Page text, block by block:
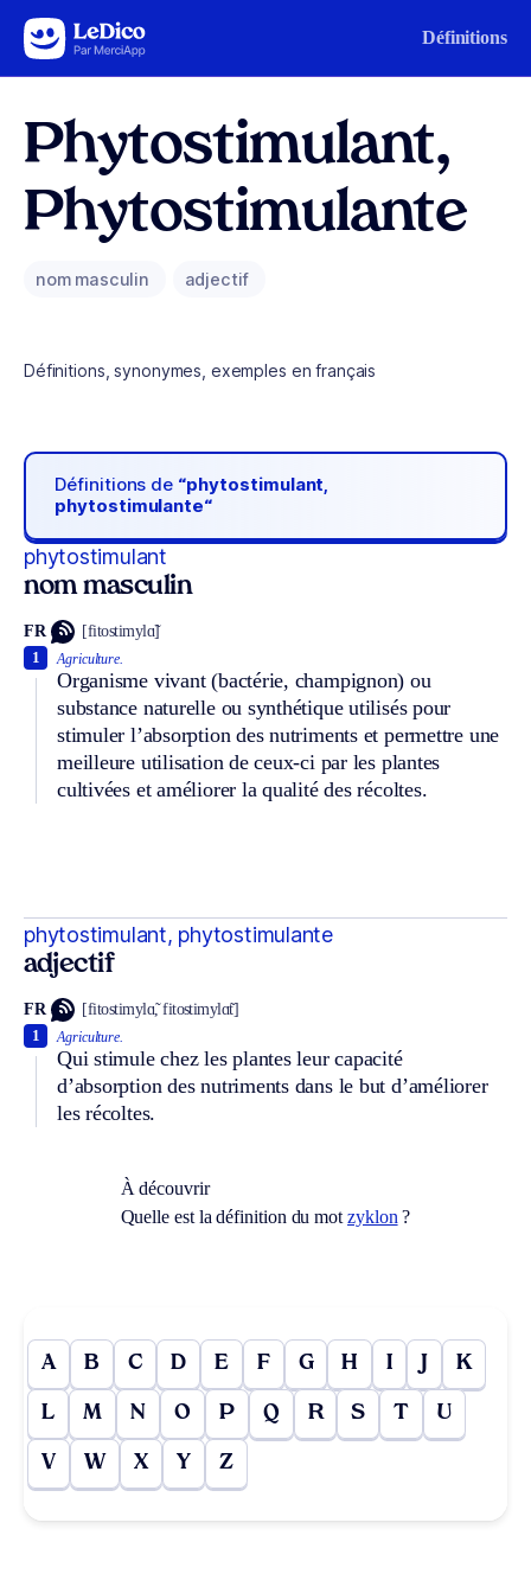
Aller au contenu Définitions
Phytostimulant,
Phytostimulante
nom masculin adjectif
Définitions, synonymes, exemples en français
Définitions de “phytostimulant,
phytostimulante“
phytostimulant
nom masculin
FR [fitostimylɑ̃]
Agriculture.
Organisme vivant (bactérie, champignon) ou
substance naturelle ou synthétique utilisés pour
stimuler l’absorption des nutriments et permettre une
meilleure utilisation de ceux-ci par les plantes
cultivées et améliorer la qualité des récoltes.
1
phytostimulant, phytostimulante
adjectif
FR [fitostimylɑ̃, fitostimylɑ̃t]
Agriculture.
Qui stimule chez les plantes leur capacité
d’absorption des nutriments dans le but d’améliorer
les récoltes.
1
À découvrir
Quelle est la définition du motzyklon ?
A B C D E F G H I J K
L M N O P Q R S T U
V W X Y Z